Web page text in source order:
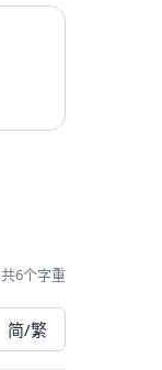
共6个字重
简/繁